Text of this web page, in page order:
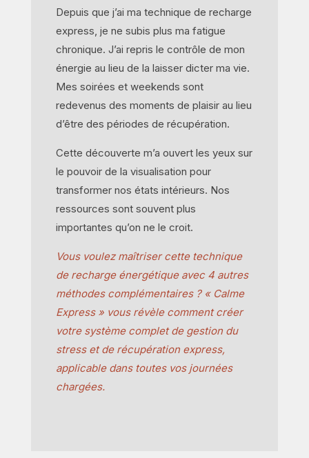
Depuis que j’ai ma technique de recharge
express, je ne subis plus ma fatigue
chronique. J’ai repris le contrôle de mon
énergie au lieu de la laisser dicter ma vie.
Mes soirées et weekends sont
redevenus des moments de plaisir au lieu
d’être des périodes de récupération.
Cette découverte m’a ouvert les yeux sur
le pouvoir de la visualisation pour
transformer nos états intérieurs. Nos
ressources sont souvent plus
importantes qu’on ne le croit.
Vous voulez maîtriser cette technique
de recharge énergétique avec 4 autres
méthodes complémentaires ? « Calme
Express » vous révèle comment créer
votre système complet de gestion du
stress et de récupération express,
applicable dans toutes vos journées
chargées.